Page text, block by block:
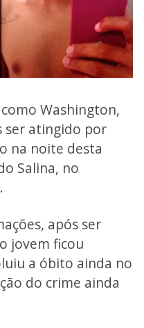
Washington,
ser atingido por
na noite desta
Salina, no
após ser
jovem ficou
a óbito ainda no
do crime ainda